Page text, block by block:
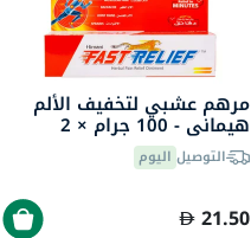
مرهم عشبي لتخفيف الألم
هيماني - 100 جرام × 2
التوصيل اليوم
21.50